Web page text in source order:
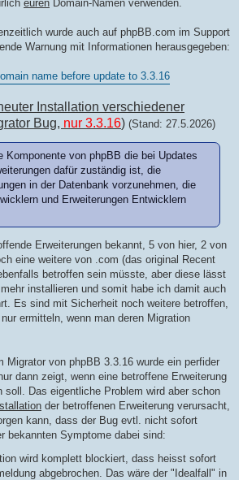
euren Domain-Namen verwenden.
wurde auch auf phpBB.com im Support
Warnung mit Informationen herausgegeben:
name before update to 3.3.16
Installation verschiedener
Bug, nur 3.3.16) (Stand: 27.5.2026)
Komponente von phpBB die bei Updates
dafür zuständig ist, die
in der Datenbank vorzunehmen, die
und Erweiterungen Entwicklern
Erweiterungen bekannt, 5 von hier, 2 von
eine weitere von .com (das original Recent
betroffen sein müsste, aber diese lässt
installieren und somit habe ich damit auch
Es sind mit Sicherheit noch weitere betroffen,
ermitteln, wenn man deren Migration
Migrator von phpBB 3.3.16 wurde ein perfider
dann zeigt, wenn eine betroffene Erweiterung
soll. Das eigentliche Problem wird aber schon
der betroffenen Erweiterung verursacht,
kann, dass der Bug evtl. nicht sofort
bekannten Symptome dabei sind:
wird komplett blockiert, dass heisst sofort
abgebrochen. Das wäre der "Idealfall" in